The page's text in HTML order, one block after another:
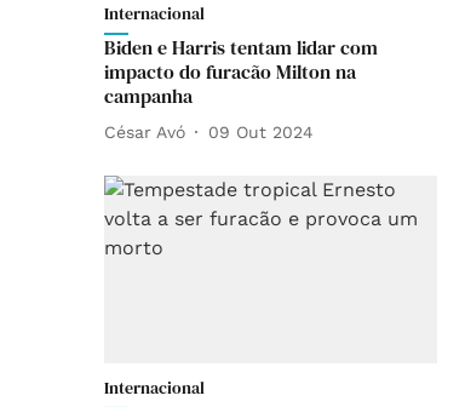
Internacional
Biden e Harris tentam lidar com
impacto do furacão Milton na
campanha
César Avó 09 Out 2024
Internacional